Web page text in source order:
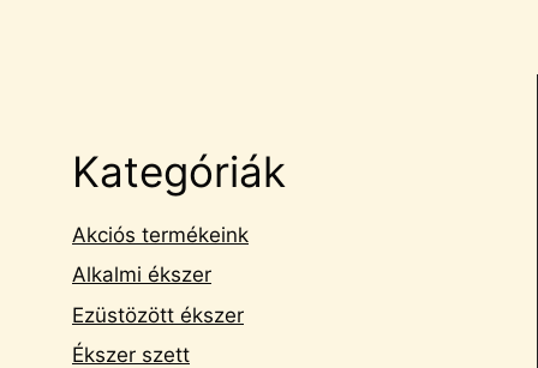
Kategóriák
Akciós termékeink
Alkalmi ékszer
Ezüstözött ékszer
Ékszer szett